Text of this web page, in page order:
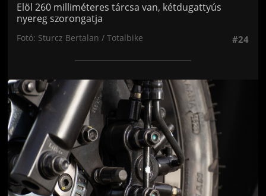
Elöl 260 milliméteres tárcsa van, kétdugattyús
nyereg szorongatja
Fotó: Sturcz Bertalan / Totalbike #24
Jön még kép!